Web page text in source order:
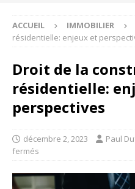
ACCUEIL IMMOBILIER
résidentielle: enjeux et
Droit de la
résidentielle:
perspectives
décembre 2, 2023 Paul
fermés